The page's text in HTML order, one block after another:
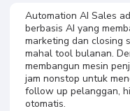
Automation AI Sales
berbasis AI yang
marketing dan closing
mahal tool bulanan.
membangun mesin
jam nonstop untuk
follow up pelanggan,
otomatis.